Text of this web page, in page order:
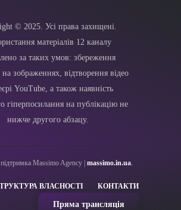
© 2025. Усі права захищені.
матеріалів 12 каналу
за таких умов: збереження
зображеннях, відтворення відео
YouTube, а також наявність
гіперпосилання на публікацію не
нижче другого абзацу.
Massimo Agency | massimo.in.ua.
ВЛАСНОСТІ КОНТАКТИ
Пряма трансляція